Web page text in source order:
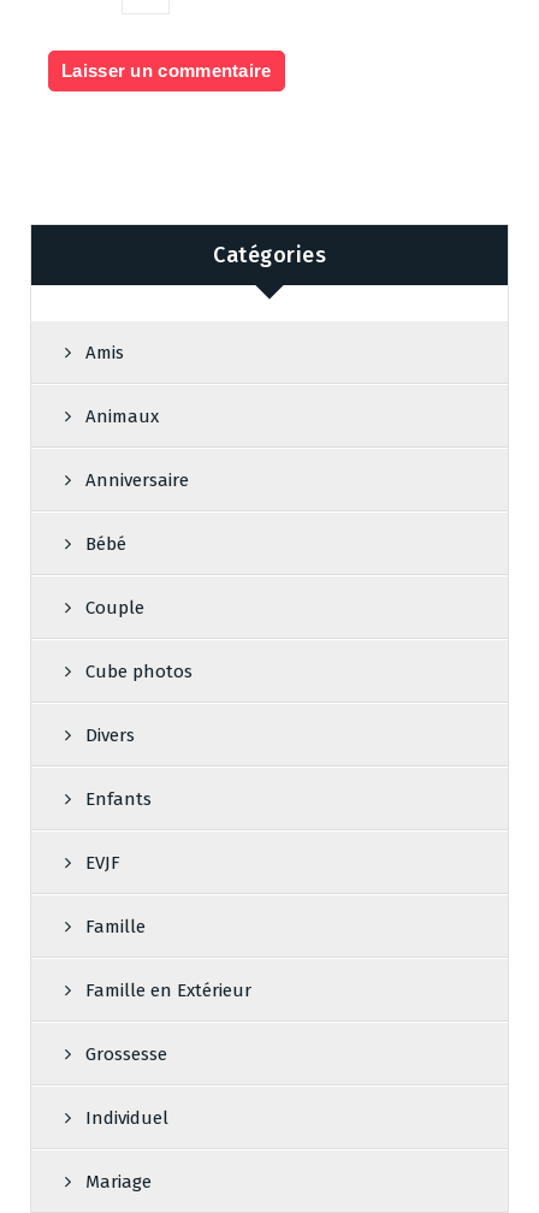
Catégories
Amis
Animaux
Anniversaire
Bébé
Couple
Cube photos
Divers
Enfants
EVJF
Famille
Famille en Extérieur
Grossesse
Individuel
Mariage